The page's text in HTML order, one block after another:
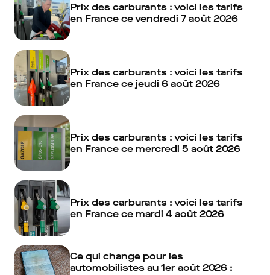
Prix des carburants : voici les tarifs
en France ce vendredi 7 août 2026
Prix des carburants : voici les tarifs
en France ce jeudi 6 août 2026
Prix des carburants : voici les tarifs
en France ce mercredi 5 août 2026
Prix des carburants : voici les tarifs
en France ce mardi 4 août 2026
Ce qui change pour les
automobilistes au 1er août 2026 :